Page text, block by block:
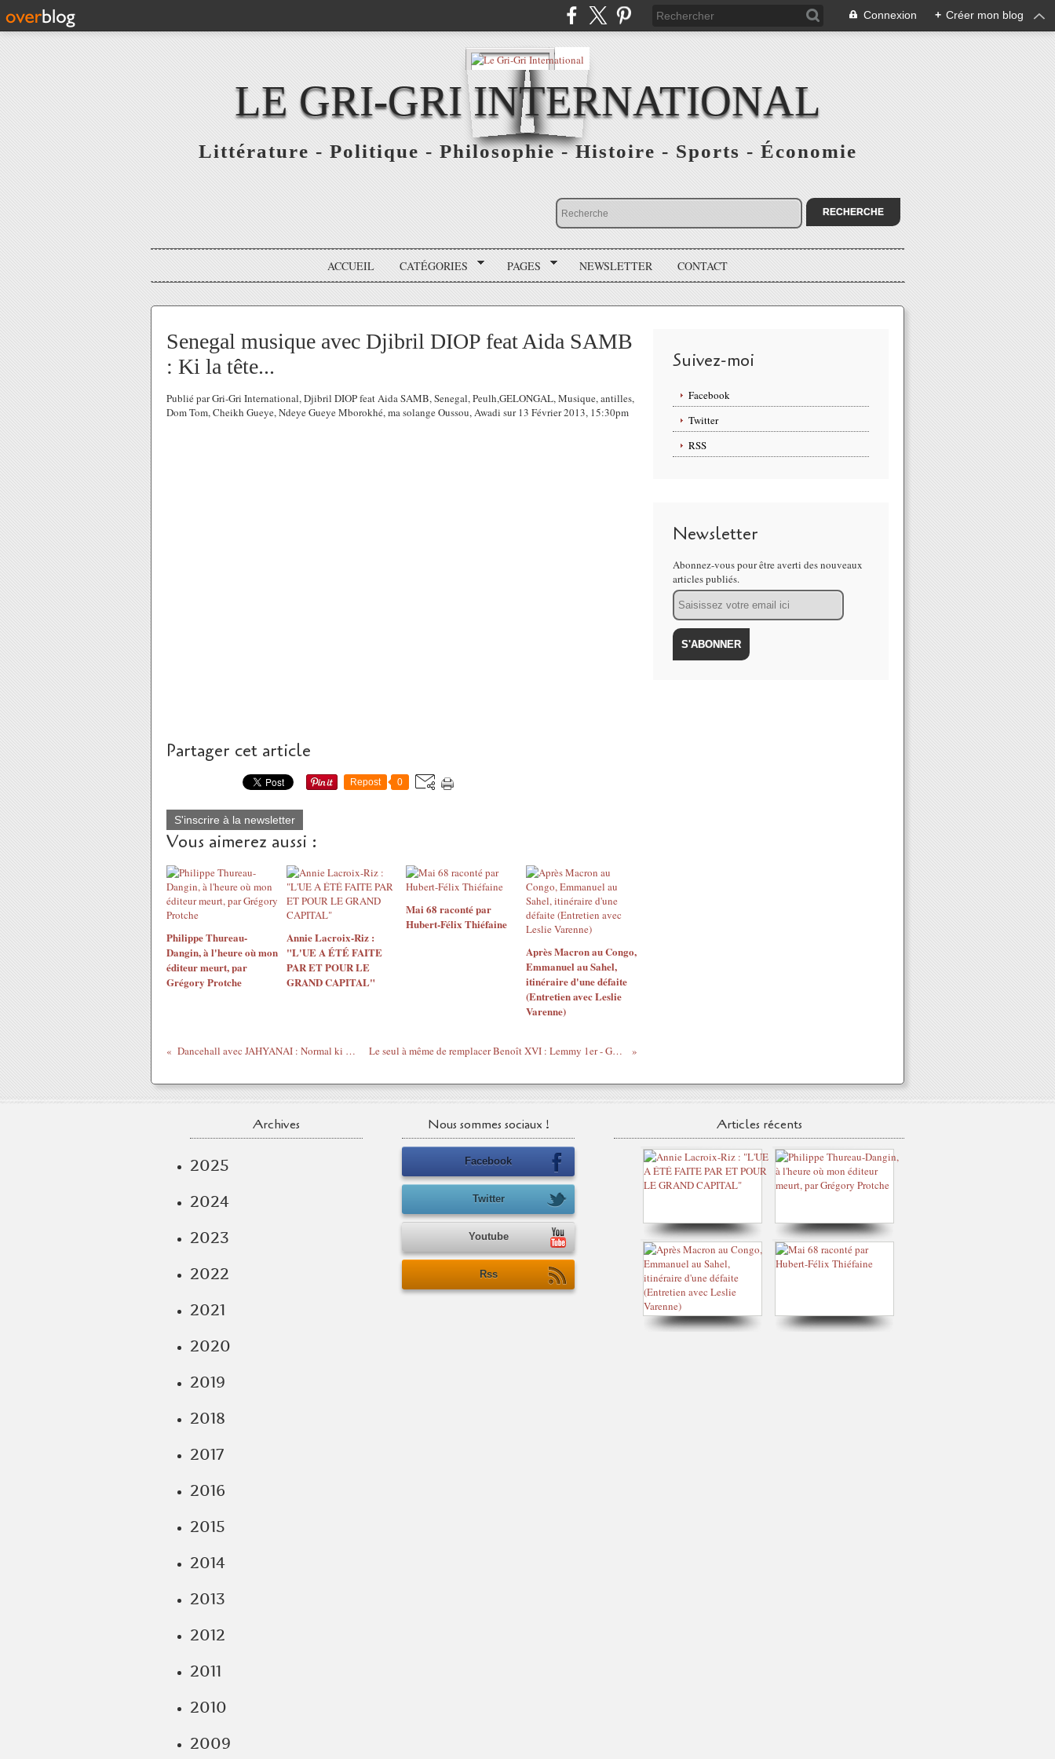
Connexion + Créer mon blog
LE GRI-GRI INTERNATIONAL
Littérature - Politique - Philosophie - Histoire - Sports - Économie
ACCUEIL CATÉGORIES PAGES NEWSLETTER CONTACT
Senegal musique avec Djibril DIOP feat Aida SAMB
: Ki la tête...
Publié par Gri-Gri International, Djibril DIOP feat Aida SAMB, Senegal, Peulh,GELONGAL, Musique, antilles,
Dom Tom, Cheikh Gueye, Ndeye Gueye Mborokhé, ma solange Oussou, Awadi sur 13 Février 2013, 15:30pm
Partager cet article
Repost 0
S'inscrire à la newsletter
Vous aimerez aussi :
Philippe Thureau-
Dangin, à l'heure où mon
éditeur meurt, par
Grégory Protche
Annie Lacroix-Riz :
"L'UE A ÉTÉ FAITE
PAR ET POUR LE
GRAND CAPITAL"
Mai 68 raconté par
Hubert-Félix Thiéfaine
Après Macron au Congo,
Emmanuel au Sahel,
itinéraire d'une défaite
(Entretien avec Leslie
Varenne)
Dancehall avec JAHYANAI : Normal ki nou rude ... Le seul à même de remplacer Benoît XVI : Lemmy 1er - Gars du moment
Suivez-moi
Facebook
Twitter
RSS
Newsletter
Abonnez-vous pour être averti des nouveaux
articles publiés.
Email
Archives
2025
2024
2023
2022
2021
2020
2019
2018
2017
2016
2015
2014
2013
2012
2011
2010
2009
Nous sommes sociaux !
Facebook
Twitter
Youtube
Rss
Articles récents